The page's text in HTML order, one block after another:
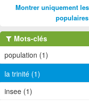
Montrer uniquement
populaires
Mots-clés
population (1)
la trinité (1)
insee (1)